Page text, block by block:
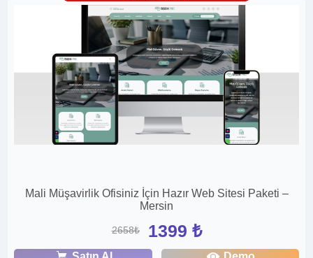
Mali Müşavirlik Ofisiniz İçin Hazır Web Sitesi Paketi –
Mersin
2658₺ 1399 ₺